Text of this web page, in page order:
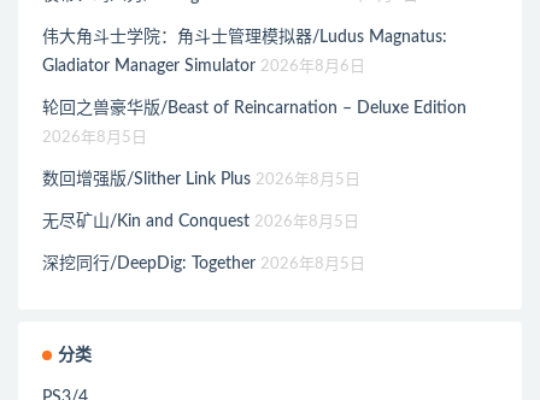
伟大角斗士学院：角斗士管理模拟器/Ludus Magnatus:
Gladiator Manager Simulator 2026年8月6日
轮回之兽豪华版/Beast of Reincarnation – Deluxe Edition
2026年8月5日
数回增强版/Slither Link Plus 2026年8月5日
无尽矿山/Kin and Conquest 2026年8月5日
深挖同行/DeepDig: Together 2026年8月5日
分类